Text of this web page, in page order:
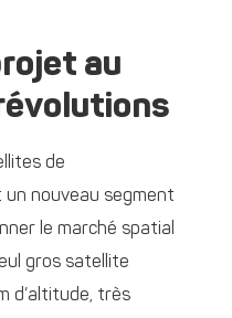
au
de
nouveau segment
le marché spatial
gros satellite
d’altitude, très